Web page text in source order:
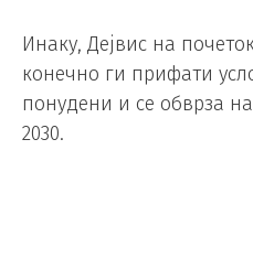
Инаку, Дејвис на
конечно ги прифати
понудени и се обврза
2030.